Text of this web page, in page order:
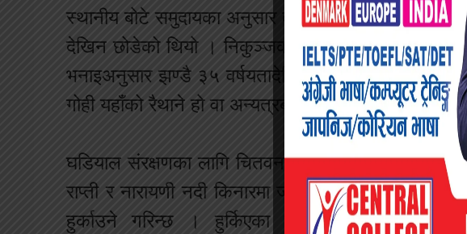
स्थानीय बोटे समुदायका अनुसार देवघाट र वरपरको क्षेत्रमा
देखिन छोडेको थियो । निकुञ्जका सूचना अधिकारी मगरले
भनाइअनुसार झण्डै ३५ वर्षयतादेखि देवघाट क्षेत्रमा
गोही यहाँको रैथाने हो वा अन्यत्रबाट आएको हो अध्ययन
घडियाल संरक्षणका लागि चितवन राष्ट्रिय निकुञ्जको
राप्ती र नारायणी नदी किनारमा जोखिममा रहेका गुँडबाट
हुर्काउने गरिन्छ । हुर्किएका बच्चालाई पुनः